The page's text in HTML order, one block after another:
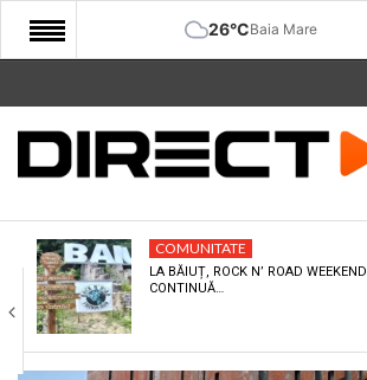
26°CBaia Mare
START
COMUNITATE
CULTURA
ECONOMIE
SANATATE
COMUNITATE
LA BĂIUȚ, ROCK N’ ROAD WEEKEND
CONTINUĂ…